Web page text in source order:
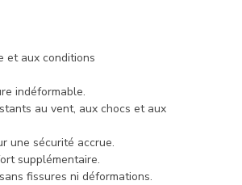
et aux conditions
indéformable.
au vent, aux chocs et aux
une sécurité accrue.
supplémentaire.
fissures ni déformations.